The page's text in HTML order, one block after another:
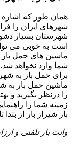
همان طور که
شهرهای ایران را
شهرستان بسیار
است به خوبی می
ماشین های حمل بار
شما وارد نخواهد
برای حمل بار به
ماشین حمل بار به
را درنظر بگیرید و
زمینه شما را
بار شیراز بار از
وانت بار تلفنی و